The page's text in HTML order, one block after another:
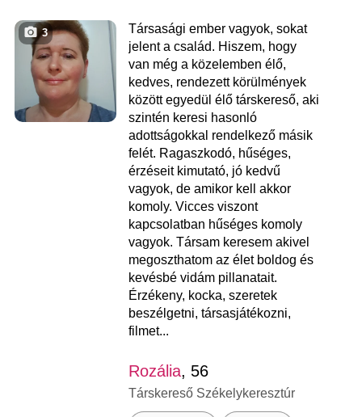
3
Társasági ember vagyok, sokat
jelent a család. Hiszem, hogy
van még a közelemben élő,
kedves, rendezett körülmények
között egyedül élő társkereső, aki
szintén keresi hasonló
adottságokkal rendelkező másik
felét. Ragaszkodó, hűséges,
érzéseit kimutató, jó kedvű
vagyok, de amikor kell akkor
komoly. Vicces viszont
kapcsolatban hűséges komoly
vagyok. Társam keresem akivel
megoszthatom az élet boldog és
kevésbé vidám pillanatait.
Érzékeny, kocka, szeretek
beszélgetni, társasjátékozni,
filmet...
Rozália, 56
Társkereső Székelykeresztúr